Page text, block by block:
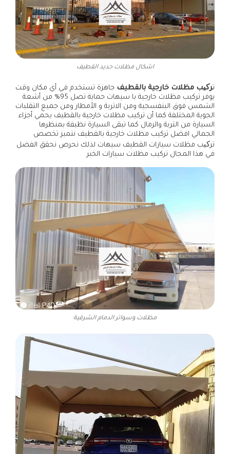
اشكال مظلات حديد القطيف
ترکیب مظلات خارجية بالقطيف جاهزة تستخدم في أي مكان وقت
يوفر تركيب مظلات خارجية با سيهات حماية تصل 95% من أشعة
الشمس فوق البنفسجية ومن الاتربة و الأمطار ومن جميع التقلبات
الجوية المختلفة كما أن تركيب مظلات خارجية بالقطيف يحمي أجزاء
السيارة من التربة والرمال كما تبقى السيارة نظيفة بمنظرها
الجمالي افضل تركيب مظلات خارجية بالقطيف نتميز تخصص
ترکیب مظلات سيارات القطيف سيهات لذلك نحرص نحقق الفضل
في هذا المجال تركيب مظلات سيارات الخبر
مظلات وسواتر الدمام الشرقية